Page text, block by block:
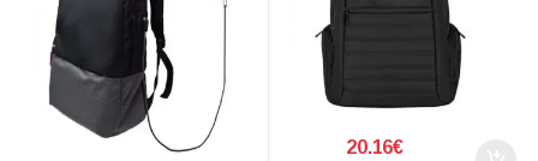
20.16€